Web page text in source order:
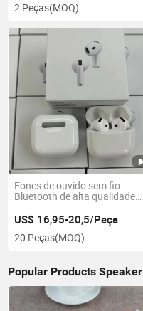
2 Peças(MOQ)
Fones de ouvido sem fio
Bluetooth de alta qualidade
US$ 16,95-20,5/Peça
20 Peças(MOQ)
Popular Products Speaker